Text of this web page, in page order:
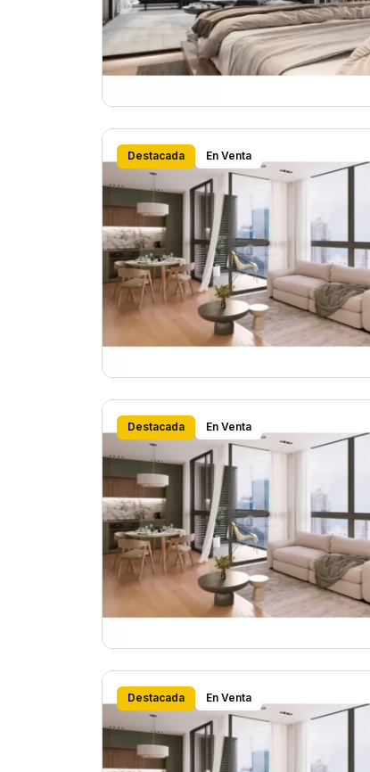
Destacada En Venta
Destacada En Venta
Destacada En Venta